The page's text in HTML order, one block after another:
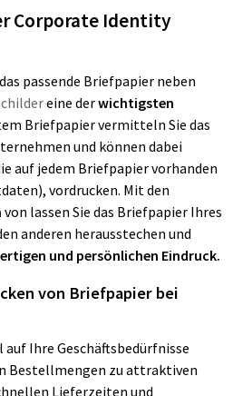
Corporate Identity
passende Briefpapier neben
eine derwichtigsten
Briefpapier vermitteln Sie das
und können dabei
auf jedem Briefpapier vorhanden
vordrucken. Mit den
von lassen Sie das Briefpapier Ihres
anderen herausstechen und
und persönlichen Eindruck.
von Briefpapier bei
Ihre Geschäftsbedürfnisse
Bestellmengen zu attraktiven
Lieferzeiten und